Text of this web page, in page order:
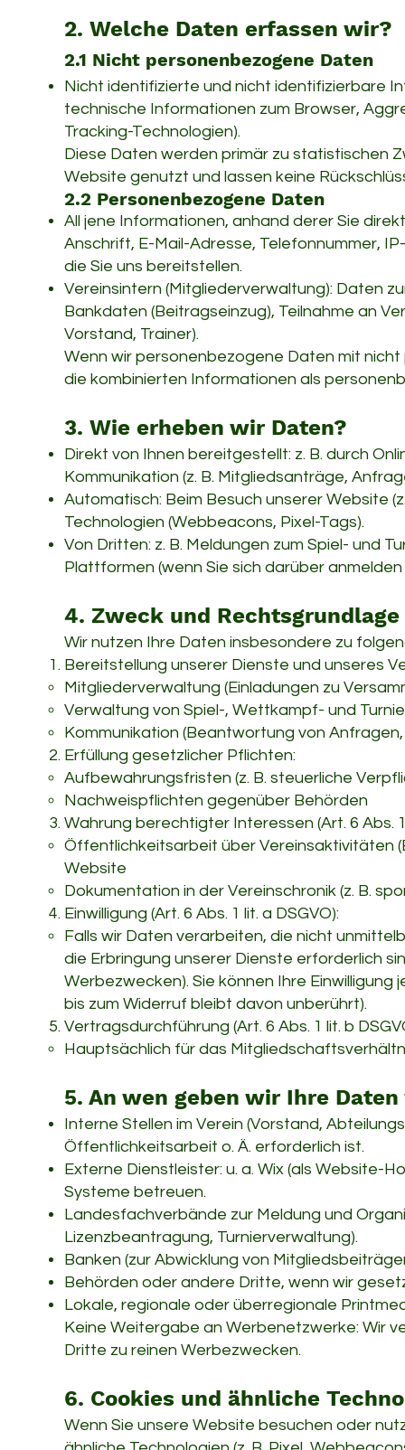
2. Welche Daten erfassen wir?
2.1 Nicht personenbezogene Daten
Nicht identifizierte und nicht identifizierbare
technische Informationen zum Browser,
Tracking-Technologien).
Diese Daten werden primär zu statistischen
Website genutzt und lassen keine
2.2 Personenbezogene Daten
All jene Informationen, anhand derer Sie
Anschrift, E-Mail-Adresse, Telefonnummer,
die Sie uns bereitstellen.
Vereinsintern (Mitgliederverwaltung): Daten
Bankdaten (Beitragseinzug), Teilnahme an
Vorstand, Trainer).
Wenn wir personenbezogene Daten mit
die kombinierten Informationen als
3. Wie erheben wir Daten?
Direkt von Ihnen bereitgestellt: z. B. durch
Kommunikation (z. B. Mitgliedsanträge,
Automatisch: Beim Besuch unserer Website
Technologien (Webbeacons, Pixel-Tags).
Von Dritten: z. B. Meldungen zum Spiel- und
Plattformen (wenn Sie sich darüber
4. Zweck und
Wir nutzen Ihre Daten insbesondere zu
Bereitstellung unserer Dienste und unseres
Mitgliederverwaltung (Einladungen zu
Verwaltung von Spiel-, Wettkampf- und
Kommunikation (Beantwortung von
Erfüllung gesetzlicher Pflichten:
Aufbewahrungsfristen (z. B. steuerliche
Nachweispflichten gegenüber Behörden
Wahrung berechtigter Interessen (Art. 6 Abs. 1
Öffentlichkeitsarbeit über Vereinsaktivitäten
Website
Dokumentation in der Vereinschronik (z. B.
Einwilligung (Art. 6 Abs. 1 lit. a DSGVO):
Falls wir Daten verarbeiten, die nicht
die Erbringung unserer Dienste erforderlich
Werbezwecken). Sie können Ihre
bis zum Widerruf bleibt davon unberührt).
Vertragsdurchführung (Art. 6 Abs. 1 lit. b
Hauptsächlich für das
5. An wen geben wir Ihre
Interne Stellen im Verein (Vorstand,
Öffentlichkeitsarbeit o. Ä. erforderlich ist.
Externe Dienstleister: u. a. Wix (als Website-
Systeme betreuen.
Landesfachverbände zur Meldung und
Lizenzbeantragung, Turnierverwaltung).
Banken (zur Abwicklung von
Behörden oder andere Dritte, wenn wir
Lokale, regionale oder überregionale
Keine Weitergabe an Werbenetzwerke: Wir
Dritte zu reinen Werbezwecken.
6. Cookies und ähnliche
Wenn Sie unsere Website besuchen oder